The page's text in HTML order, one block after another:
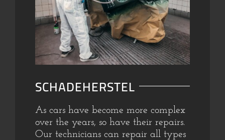
SCHADEHERSTEL
As cars have become more complex
over the years, so have their repairs.
Our technicians can repair all types